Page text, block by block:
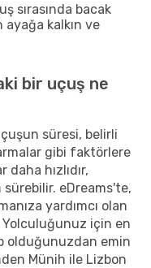
sırasında bacak
ayağa kalkın ve
bir uçuş ne
süresi, belirli
gibi faktörlere
hızlıdır,
eDreams'te,
yardımcı olan
için en
olduğunuzdan emin
Münih ile Lizbon